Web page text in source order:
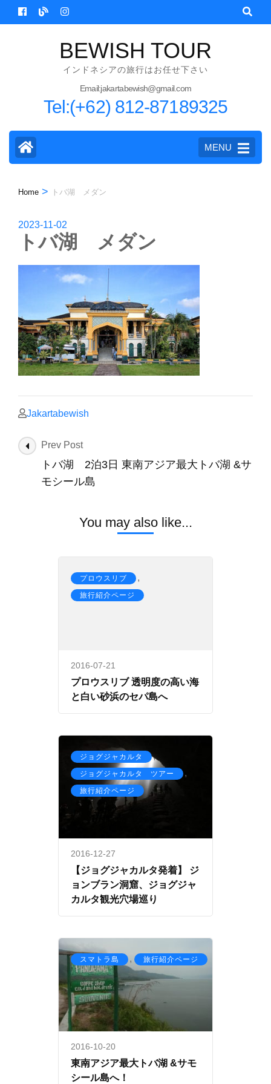
Skip
to
BEWISH TOUR
インドネシアの旅行はお任せ下さい
Email:jakartabewish@gmail.com
Tel:(+62) 812-87189325
MENU
Home > トバ湖 メダン
2023-11-02
トバ湖 メダン
Jakartabewish
Post
Navigation
Prev Post
トバ湖 2泊3日 東南アジア最大トバ湖 &サ
モシール島
You may also like...
プロウスリブ ,
旅行紹介ページ
2016-07-21
プロウスリブ 透明度の高い海
と白い砂浜のセパ島へ
ジョグジャカルタ ,
ジョグジャカルタ ツアー ,
旅行紹介ページ
2016-12-27
【ジョグジャカルタ発着】 ジ
ョンブラン洞窟、ジョグジャ
カルタ観光穴場巡り
スマトラ島 , 旅行紹介ページ
2016-10-20
東南アジア最大トバ湖 &サモ
シール島へ！